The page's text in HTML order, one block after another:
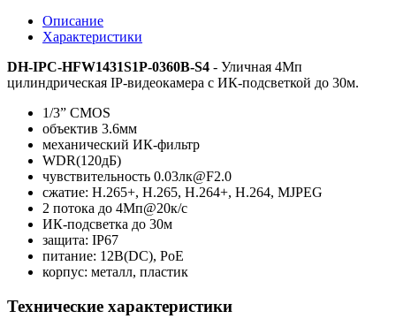
Описание
Характеристики
DH-IPC-HFW1431S1P-0360B-S4 - Уличная 4Мп
цилиндрическая IP-видеокамера с ИК-подсветкой до 30м.
1/3” CMOS
объектив 3.6мм
механический ИК-фильтр
WDR(120дБ)
чувствительность 0.03лк@F2.0
сжатие: H.265+, H.265, H.264+, H.264, MJPEG
2 потока до 4Мп@20к/с
ИК-подсветка до 30м
защита: IP67
питание: 12В(DC), PoE
корпус: металл, пластик
Технические характеристики